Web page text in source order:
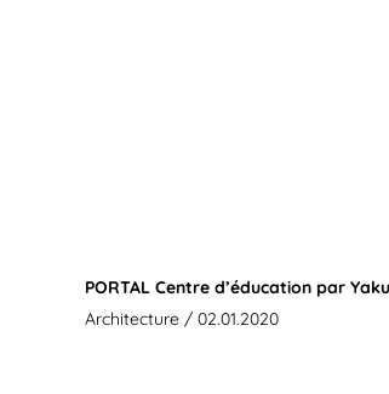
PORTAL Centre d’éducation par
Architecture / 02.01.2020